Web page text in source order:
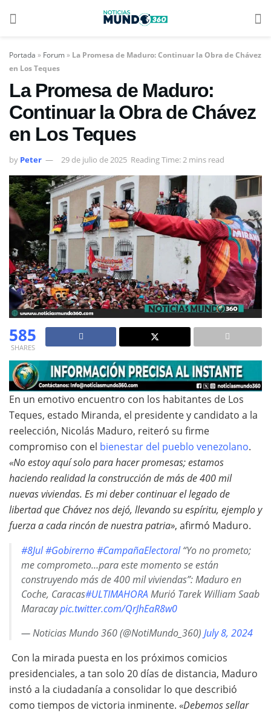
Portada » Forum» La Promesa de Maduro: Continuar la Obra de Chávez
en Los Teques
La Promesa de Maduro:
Continuar la Obra de Chávez
en Los Teques
by Peter 29 de julio de 2025 Reading Time: 2 mins read
585
SHARES
En un emotivo encuentro con los habitantes de Los
Teques, estado Miranda, el presidente y candidato a la
reelección, Nicolás Maduro, reiteró su firme
compromiso con el bienestar del pueblo venezolano.
«No estoy aquí solo para hacer promesas; estamos
haciendo realidad la construcción de más de 400 mil
nuevas viviendas. Es mi deber continuar el legado de
libertad que Chávez nos dejó, llevando su espíritu, ejemplo y
fuerza a cada rincón de nuestra patria», afirmó Maduro.
#8Jul#Gobirerno#CampañaElectoral“Yo no prometo;
me comprometo…para este momento se están
construyendo más de 400 mil viviendas”: Maduro en
Coche, Caracas#ULTIMAHORA Murió Tarek William Saab
Maracaypic.twitter.com/QrJhEaR8w0
— Noticias Mundo 360 (@NotiMundo_360) July 8, 2024
Con la mirada puesta en los próximos comicios
presidenciales, a tan solo 20 días de distancia, Maduro
instó a la ciudadanía a consolidar lo que describió
como tiempos de victoria inminente. «Debemos sellar